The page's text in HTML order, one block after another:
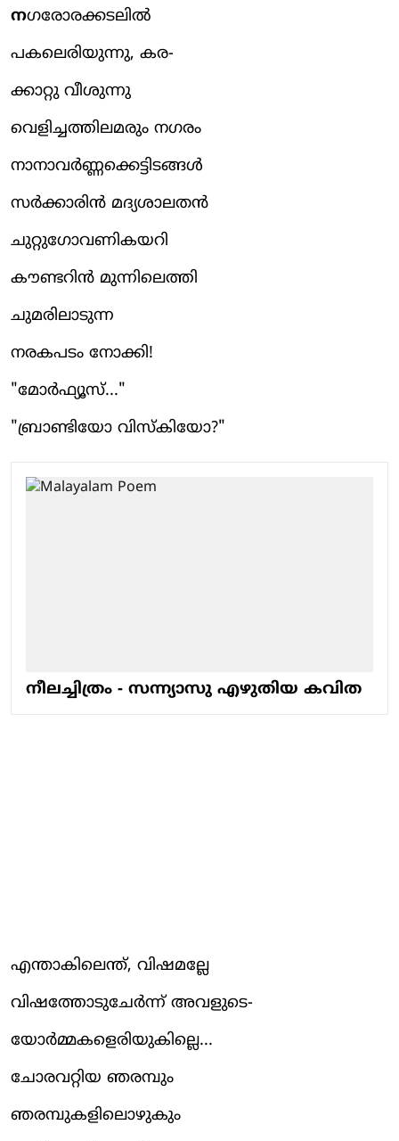
നഗരോരക്കടലിൽ
പകലെരിയുന്നു, കര-
ക്കാറ്റു വീശുന്നു
വെളിച്ചത്തിലമരും നഗരം
നാനാവർണ്ണക്കെട്ടിടങ്ങൾ
സർക്കാരിൻ മദ്യശാലതൻ
ചുറ്റുഗോവണികയറി
കൗണ്ടറിൻ മുന്നിലെത്തി
ചുമരിലാടുന്ന
നരകപടം നോക്കി!
"മോർഫ്യൂസ്..."
"ബ്രാണ്ടിയോ വിസ്കിയോ?"
നീലച്ചിത്രം - സന്ന്യാസു എഴുതിയ കവിത
എന്താകിലെന്ത്, വിഷമല്ലേ
വിഷത്തോടുചേർന്ന് അവളുടെ-
യോർമ്മകളെരിയുകില്ലെ...
ചോരവറ്റിയ ഞരമ്പും
ഞരമ്പുകളിലൊഴുകും